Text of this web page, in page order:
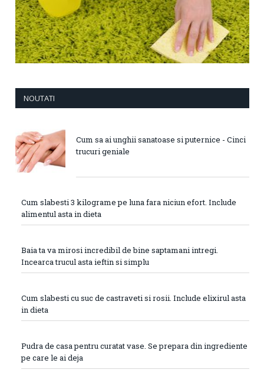
NOUTATI
Cum sa ai unghii sanatoase si puternice - Cinci
trucuri geniale
Cum slabesti 3 kilograme pe luna fara niciun efort. Include
alimentul asta in dieta
Baia ta va mirosi incredibil de bine saptamani intregi.
Incearca trucul asta ieftin si simplu
Cum slabesti cu suc de castraveti si rosii. Include elixirul asta
in dieta
Pudra de casa pentru curatat vase. Se prepara din ingrediente
pe care le ai deja